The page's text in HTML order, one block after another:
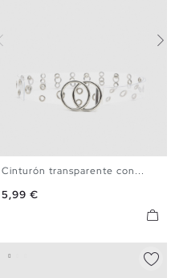
Cinturón transparente con...
Precio
5,99 €